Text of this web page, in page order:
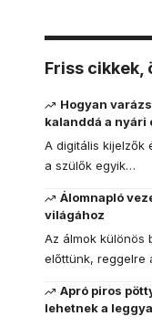
Friss cikkek,
Hogyan
kalanddá a nyári
A digitális kijelzők
a szülők egyik…
Álomnapló
világához
Az álmok különös
előttünk, reggelre
Apró piros
lehetnek a